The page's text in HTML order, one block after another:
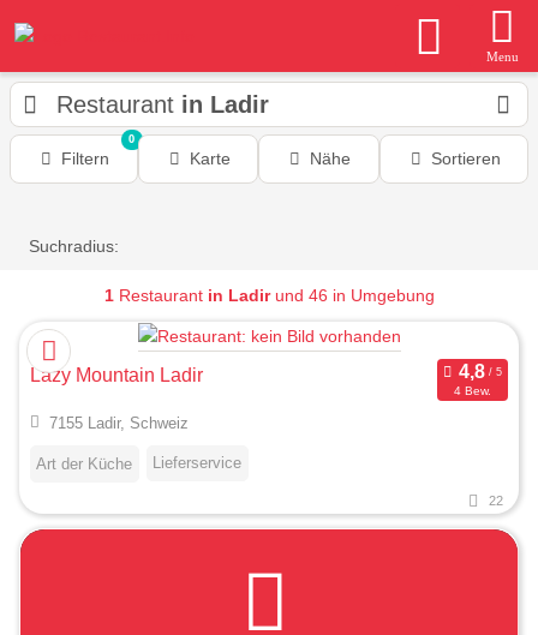
Menu
Restaurant in Ladir
Filtern
0
Karte Nähe Sortieren
Suchradius:
1Restaurant in Ladirund 46 in Umgebung
Lazy Mountain Ladir
4 Bew.
7155 Ladir, Schweiz
Art der Küche Lieferservice
22